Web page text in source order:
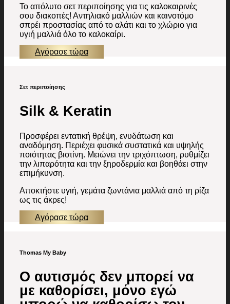
Το απόλυτο σετ περιποίησης για τις καλοκαιρινές
σου διακοπές! Αντηλιακό μαλλιών και καινοτόμο
σπρέι προστασίας από το αλάτι και το χλώριο για
υγιή μαλλιά όλο το καλοκαίρι.
Αγόρασε τώρα
Σετ περιποίησης
Silk & Keratin
Προσφέρει εντατική θρέψη, ενυδάτωση και
αναδόμηση. Περιέχει φυσικά συστατικά και υψηλής
ποιότητας βιοτίνη. Μειώνει την τριχόπτωση, ρυθμίζει
την λιπαρότητα και την ξηροδερμία και βοηθάει στην
επιμήκυνση.
Αποκτήστε υγιή, γεμάτα ζωντάνια μαλλιά από τη ρίζα
ως τις άκρες!
Αγόρασε τώρα
Thomas My Baby
Ο αυτισμός δεν μπορεί να
με καθορίσει, μόνο εγώ